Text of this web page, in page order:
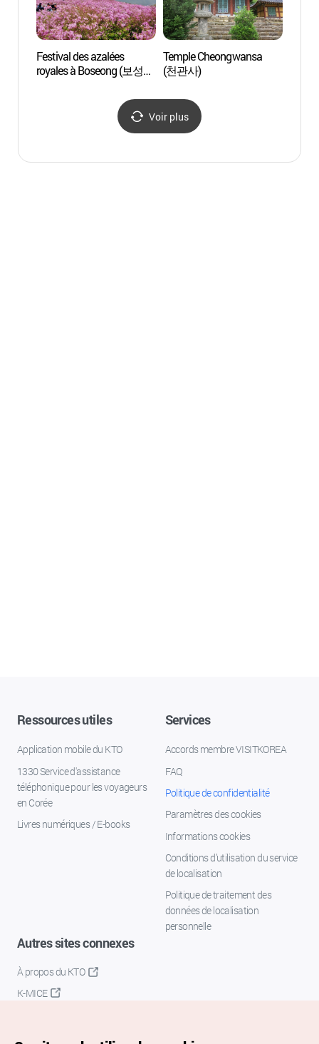
Festival des azalées
royales à Boseong (보성
Temple Cheongwansa
(천관사)
Voir plus
Ressources utiles
Application mobile du KTO
1330 Service d'assistance
téléphonique pour les voyageurs
en Corée
Livres numériques / E-books
Services
Accords membre VISITKOREA
FAQ
Politique de confidentialité
Paramètres des cookies
Informations cookies
Conditions d’utilisation du service
de localisation
Politique de traitement des
données de localisation
personnelle
Autres sites connexes
À propos du KTO
K-MICE